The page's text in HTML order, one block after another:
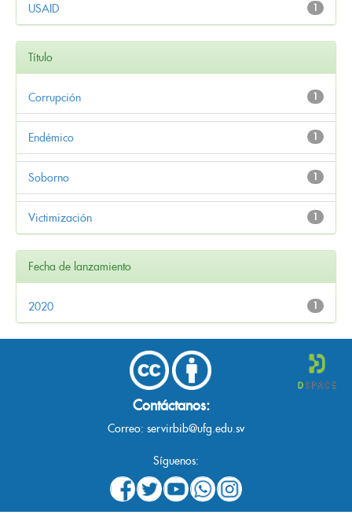
1
USAID
Título
1
Corrupción
1
Endémico
1
Soborno
1
Victimización
Fecha de lanzamiento
1
2020
Contáctanos:
Correo: servirbib@ufg.edu.sv
Síguenos: